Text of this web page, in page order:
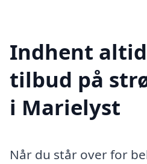
Indhent
tilbud på
i Marielyst
Når du står over for